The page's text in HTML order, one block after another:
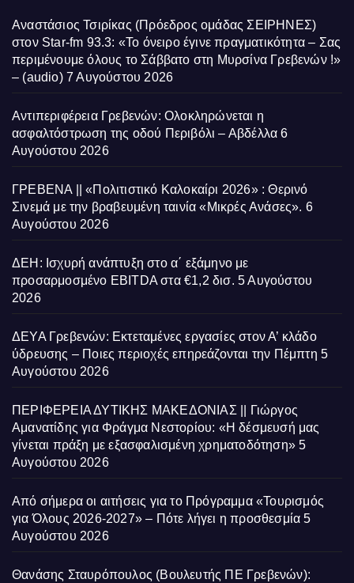
Αναστάσιος Τσιρίκας (Πρόεδρος ομάδας ΣΕΙΡΗΝΕΣ)
στον Star-fm 93.3: «Το όνειρο έγινε πραγματικότητα – Σας
περιμένουμε όλους το Σάββατο στη Μυρσίνα Γρεβενών !»
– (audio) 7 Αυγούστου 2026
Αντιπεριφέρεια Γρεβενών: Ολοκληρώνεται η
ασφαλτόστρωση της οδού Περιβόλι – Αβδέλλα 6
Αυγούστου 2026
ΓΡΕΒΕΝΑ || «Πολιτιστικό Καλοκαίρι 2026» : Θερινό
Σινεμά με την βραβευμένη ταινία «Μικρές Ανάσες». 6
Αυγούστου 2026
ΔΕΗ: Ισχυρή ανάπτυξη στο α΄ εξάμηνο με
προσαρμοσμένο EBITDA στα €1,2 δισ. 5 Αυγούστου
2026
ΔΕΥΑ Γρεβενών: Εκτεταμένες εργασίες στον Α’ κλάδο
ύδρευσης – Ποιες περιοχές επηρεάζονται την Πέμπτη 5
Αυγούστου 2026
ΠΕΡΙΦΕΡΕΙΑ ΔΥΤΙΚΗΣ ΜΑΚΕΔΟΝΙΑΣ || Γιώργος
Αμανατίδης για Φράγμα Νεστορίου: «Η δέσμευσή μας
γίνεται πράξη με εξασφαλισμένη χρηματοδότηση» 5
Αυγούστου 2026
Από σήμερα οι αιτήσεις για το Πρόγραμμα «Τουρισμός
για Όλους 2026-2027» – Πότε λήγει η προσθεσμία 5
Αυγούστου 2026
Θανάσης Σταυρόπουλος (Βουλευτής ΠΕ Γρεβενών):